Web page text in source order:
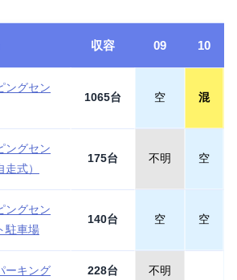
収容 09 10
ングセン
1065台 空 混
ングセン
式）
175台 不明 空
ングセン
駐車場
140台 空 空
ーキング 228台 不明